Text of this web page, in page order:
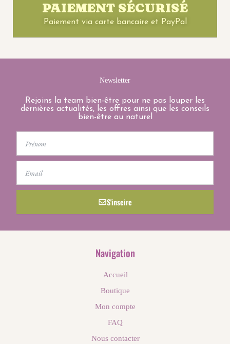
PAIEMENT SÉCURISÉ
Paiement via carte bancaire et PayPal
Newsletter
Rejoins la team bien-être pour ne pas louper les
dernières actualités, les offres ainsi que les conseils
bien-être au naturel
Name
S'inscire
Navigation
Accueil
Boutique
Mon compte
FAQ
Nous contacter